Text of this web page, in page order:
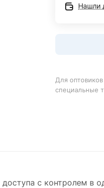
Нашли
Для
специальные
с контролем в